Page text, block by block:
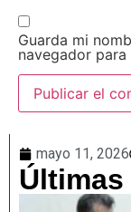
Guarda mi
navegador
mayo 11, 2026